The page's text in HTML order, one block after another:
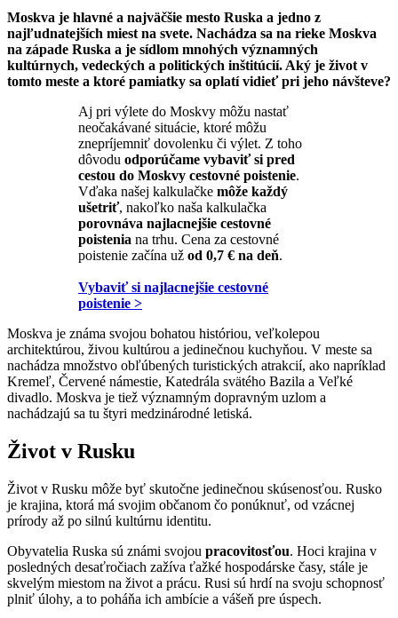
Moskva je hlavné a najväčšie mesto Ruska a jedno z
najľudnatejších miest na svete. Nachádza sa na rieke Moskva
na západe Ruska a je sídlom mnohých významných
kultúrnych, vedeckých a politických inštitúcií. Aký je život v
tomto meste a ktoré pamiatky sa oplatí vidieť pri jeho návšteve?
Aj pri výlete do Moskvy môžu nastať
neočakávané situácie, ktoré môžu
znepríjemniť dovolenku či výlet. Z toho
dôvodu odporúčame vybaviť si pred
cestou do Moskvy cestovné poistenie.
Vďaka našej kalkulačke môže každý
ušetriť, nakoľko naša kalkulačka
porovnáva najlacnejšie cestovné
poistenia na trhu. Cena za cestovné
poistenie začína už od 0,7 € na deň.
Vybaviť si najlacnejšie cestovné
poistenie >
Moskva je známa svojou bohatou históriou, veľkolepou
architektúrou, živou kultúrou a jedinečnou kuchyňou. V meste sa
nachádza množstvo obľúbených turistických atrakcií, ako napríklad
Kremeľ, Červené námestie, Katedrála svätého Bazila a Veľké
divadlo. Moskva je tiež významným dopravným uzlom a
nachádzajú sa tu štyri medzinárodné letiská.
Život v Rusku
Život v Rusku môže byť skutočne jedinečnou skúsenosťou. Rusko
je krajina, ktorá má svojim občanom čo ponúknuť, od vzácnej
prírody až po silnú kultúrnu identitu.
Obyvatelia Ruska sú známi svojou pracovitosťou. Hoci krajina v
posledných desaťročiach zažíva ťažké hospodárske časy, stále je
skvelým miestom na život a prácu. Rusi sú hrdí na svoju schopnosť
plniť úlohy, a to poháňa ich ambície a vášeň pre úspech.